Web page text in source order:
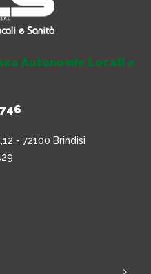
Autonomie Locali e
- 72100 Brindisi